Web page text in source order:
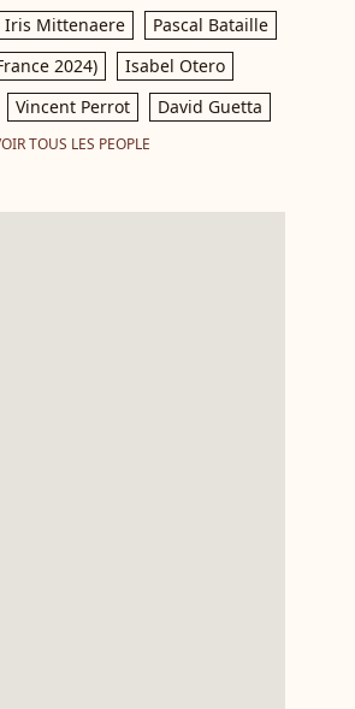
Iris Mittenaere
Pascal Bataille
2024)
Isabel Otero
Vincent Perrot David Guetta
TOUS LES PEOPLE